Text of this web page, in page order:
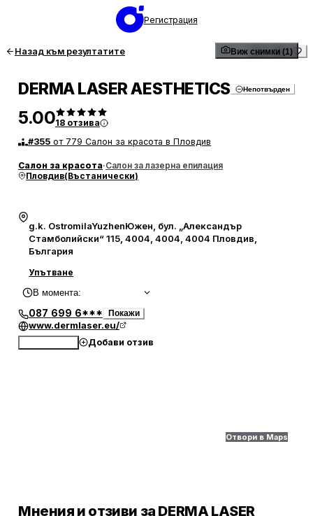
Регистрация
Назад към резултатите Виж снимки (1)
DERMA LASER AESTHETICS Непотвърден
5.0018 отзива
#355 от 779 Салон за красота в Пловдив
Салон за красота·Салон за лазерна епилация
Пловдив(Въстанически)
g.k. OstromilaYuzhenЮжен, бул. „Александър
Стамболийски“ 115, 4004, 4004, 4004 Пловдив,
България
Упътване
В момента:
087 699 6*** Покажи
www.dermlaser.eu/
Добави отзив
Отвори в Maps
Мнения и отзиви за DERMA LASER